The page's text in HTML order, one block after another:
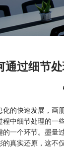
通过细节
的快速发展， 画
中细节处理的一
一个环节。墨量
真实还原，这不